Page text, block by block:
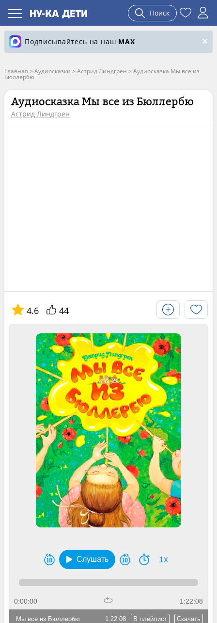
Поиск
Подписывайтесь на наш MAX
Главная > Аудиосказки > Астрид Линдгрен > Аудиосказка Мы все из
Бюллербю
Аудиосказка Мы все из Бюллербю
Астрид Линдгрен
4.6 44
Слушать 1x
0:00:00 1:22:08
1:22:08 В плейлист Скачать
Мы все из Бюллербю